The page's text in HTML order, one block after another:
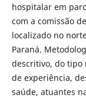
hospitalar em
com a comissão
localizado no
Paraná.
descritivo, do tipo
de experiência,
saúde, atuantes